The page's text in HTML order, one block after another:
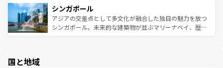
参照してほしい。
激する。気候は一年中温暖で、どの季節にも異なる楽しみ
が待っている。親しみやすいタイの人々、仏教を中心とし
た文化、そして多様な観光資源が、訪れる旅人を魅了し続
み、どこを訪れても感動するはず。観光スポットが密集し
ており、効率よく見どころを回れるのも魅力。息をのむよ
うな絶景から文化的な体験まで、香港を存分に楽しみ尽く
シンガポール
アジアの交差点として多文化が融合した独自の魅力を放つ
シンガポール。未来的な建築物が並ぶマリーナベイ、歴史
国と地域